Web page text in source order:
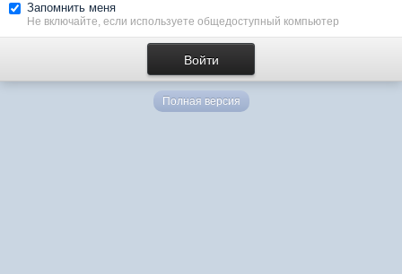
Запомнить меня
Не включайте, если используете общедоступный компьютер
Полная версия